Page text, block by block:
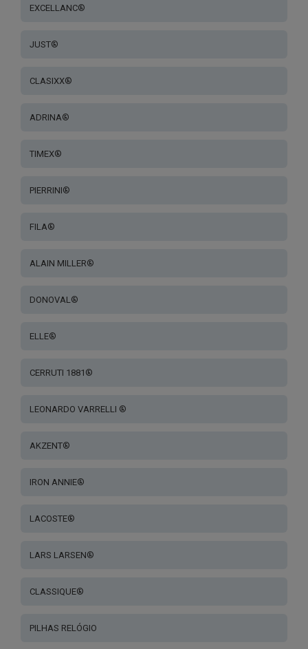
EXCELLANC®
JUST®
CLASIXX®
ADRINA®
TIMEX®
PIERRINI®
FILA®
ALAIN MILLER®
DONOVAL®
ELLE®
CERRUTI 1881®
LEONARDO VARRELLI ®
AKZENT®
IRON ANNIE®
LACOSTE®
LARS LARSEN®
CLASSIQUE®
PILHAS RELÓGIO